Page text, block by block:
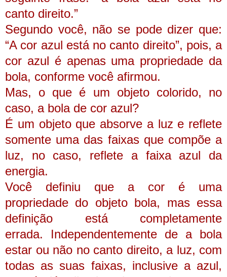
canto direito.”
Segundo você, não se pode dizer que:
“A cor azul está no canto direito”, pois, a
cor azul é apenas uma propriedade da
bola, conforme você afirmou.
Mas, o que é um objeto colorido, no
caso, a bola de cor azul?
É um objeto que absorve a luz e reflete
somente uma das faixas que compõe a
luz, no caso, reflete a faixa azul da
energia.
Você definiu que a cor é uma
propriedade do objeto bola, mas essa
definição está completamente
errada. Independentemente de a bola
estar ou não no canto direito, a luz, com
todas as suas faixas, inclusive a azul,